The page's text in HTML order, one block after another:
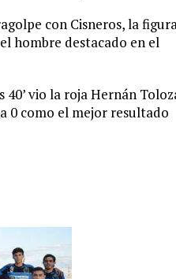
con Cisneros, la
hombre destacado en el
vio la roja Hernán
0 como el mejor resultado